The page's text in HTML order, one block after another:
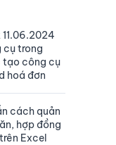
cụ trong
tạo công cụ
hoá đơn
cách quản
hợp đồng
Excel